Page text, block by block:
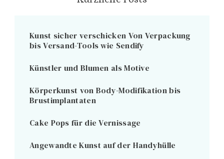
Kunst sicher verschicken Von Verpackung
bis Versand-Tools wie Sendify
Künstler und Blumen als Motive
Körperkunst von Body-Modifikation bis
Brustimplantaten
Cake Pops für die Vernissage
Angewandte Kunst auf der Handyhülle